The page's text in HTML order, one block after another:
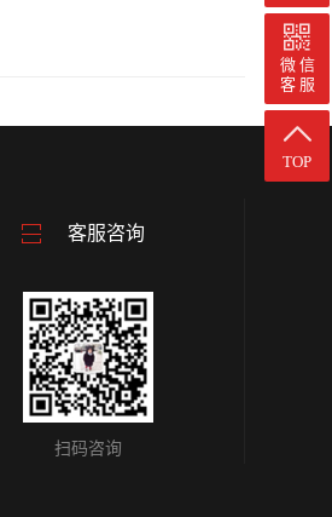
客服咨询
扫码咨询
微 信
客 服
TOP